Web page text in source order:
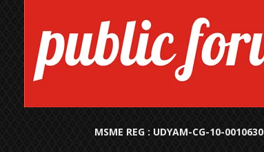
MSME REG : UDYAM-CG-10-0010630